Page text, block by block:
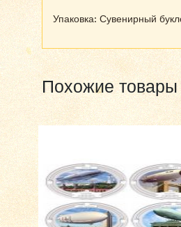
Упаковка: Сувенирный
Похожие товары